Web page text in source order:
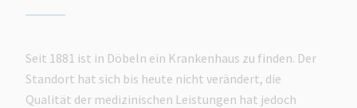
Seit 1881 ist in Döbeln ein Krankenhaus zu finden. Der
Standort hat sich bis heute nicht verändert, die
Qualität der medizinischen Leistungen hat jedoch